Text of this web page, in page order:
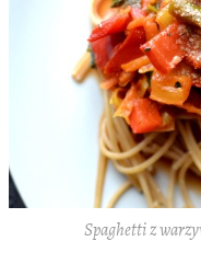
Spaghetti z